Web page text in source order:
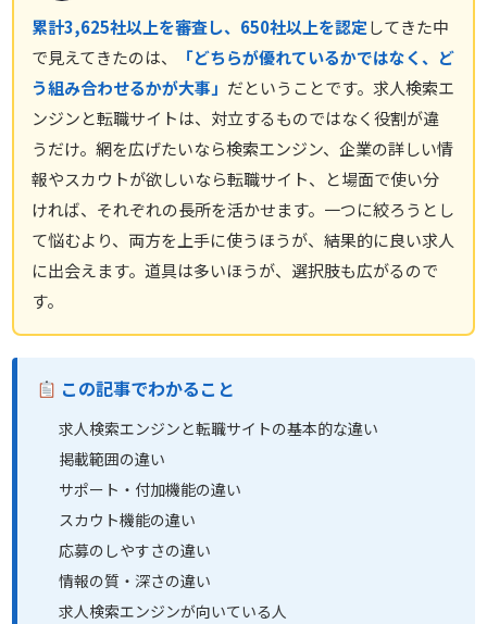
累計3,625社以上を審査し、650社以上を認定してきた中
で見えてきたのは、
「どちらが優れているかではなく、ど
う組み合わせるかが大事」 だということです。求人検索エ
ンジンと転職サイトは、対立するものではなく役割が違
うだけ。網を広げたいなら検索エンジン、企業の詳しい情
報やスカウトが欲しいなら転職サイト、と場面で使い分
ければ、それぞれの長所を活かせます。一つに絞ろうとし
て悩むより、両方を上手に使うほうが、結果的に良い求人
に出会えます。道具は多いほうが、選択肢も広がるので
す。
この記事でわかること
求人検索エンジンと転職サイトの基本的な違い
掲載範囲の違い
サポート・付加機能の違い
スカウト機能の違い
応募のしやすさの違い
情報の質・深さの違い
求人検索エンジンが向いている人